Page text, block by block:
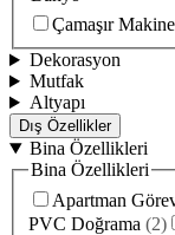
Çamaşır
Dekorasyon
Mutfak
Altyapı
Dış Özellikler
Bina Özellikleri
Bina Özellikleri
Apartman
PVC Doğrama (2)